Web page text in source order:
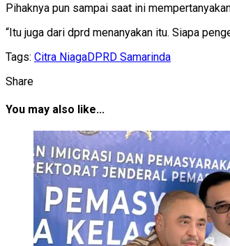
Pihaknya pun sampai saat ini
“Itu juga dari dprd menanyakan itu. Siapa
Tags: Citra NiagaDPRD Samarinda
Share
You may also like...